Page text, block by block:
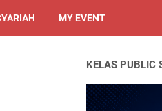
MY EVENT
KELAS PUBLIC